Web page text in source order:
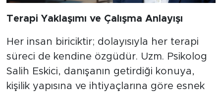
Terapi Yaklaşımı ve Çalışma Anlayışı
Her insan biriciktir; dolayısıyla her terapi
süreci de kendine özgüdür. Uzm. Psikolog
Salih Eskici, danışanın getirdiği konuya,
kişilik yapısına ve ihtiyaçlarına göre esnek